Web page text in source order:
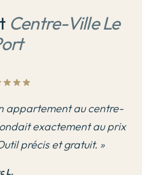
Centre-Ville Le
appartement au centre-
exactement au prix
précis et gratuit. »
L.